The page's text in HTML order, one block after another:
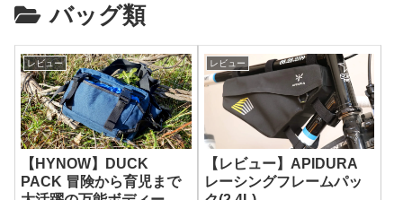
バッグ類
レビュー
【HYNOW】DUCK
PACK 冒険から育児まで
レビュー
【レビュー】APIDURA
レーシングフレームパッ